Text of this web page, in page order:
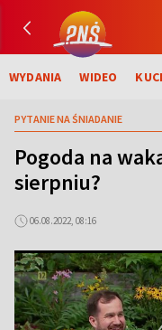
WYDANIA WIDEO
PYTANIE NA ŚNIADANIE
Pogoda na
sierpniu?
06.08.2022, 08:16